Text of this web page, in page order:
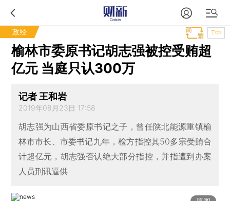
政经 T中
榆林市委原书记胡志强被控受贿超
亿元 当庭只认300万
记者 王和岩
2019年08月23日 17:58
胡志强为山西省委原书记之子，曾任陕北能源重镇榆
林市市长、市委书记九年，检方指控其50多宗受贿合
计超亿元，胡志强否认绝大部分指控，并指遭到办案
人员刑讯逼供